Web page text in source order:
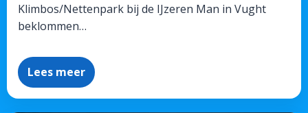
Klimbos/Nettenpark bij de IJzeren Man in Vught
beklommen…
Lees meer